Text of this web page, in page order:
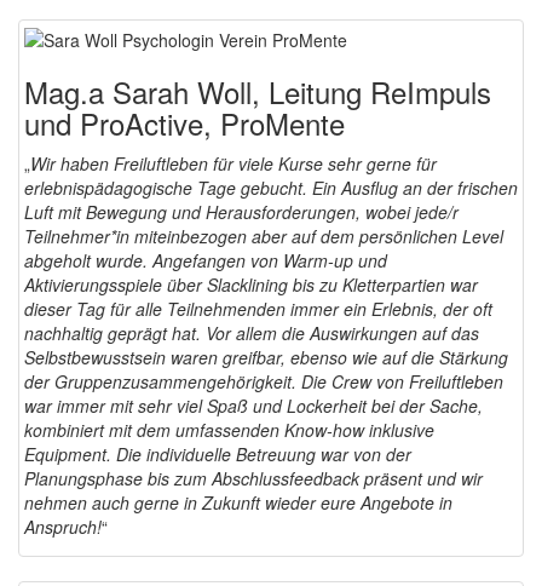
Mag.a Sarah Woll, Leitung ReImpuls
und ProActive, ProMente
„Wir haben Freiluftleben für viele Kurse sehr gerne für
erlebnispädagogische Tage gebucht. Ein Ausflug an der frischen
Luft mit Bewegung und Herausforderungen, wobei jede/r
Teilnehmer*in miteinbezogen aber auf dem persönlichen Level
abgeholt wurde. Angefangen von Warm-up und
Aktivierungsspiele über Slacklining bis zu Kletterpartien war
dieser Tag für alle Teilnehmenden immer ein Erlebnis, der oft
nachhaltig geprägt hat. Vor allem die Auswirkungen auf das
Selbstbewusstsein waren greifbar, ebenso wie auf die Stärkung
der Gruppenzusammengehörigkeit. Die Crew von Freiluftleben
war immer mit sehr viel Spaß und Lockerheit bei der Sache,
kombiniert mit dem umfassenden Know-how inklusive
Equipment. Die individuelle Betreuung war von der
Planungsphase bis zum Abschlussfeedback präsent und wir
nehmen auch gerne in Zukunft wieder eure Angebote in
Anspruch!“